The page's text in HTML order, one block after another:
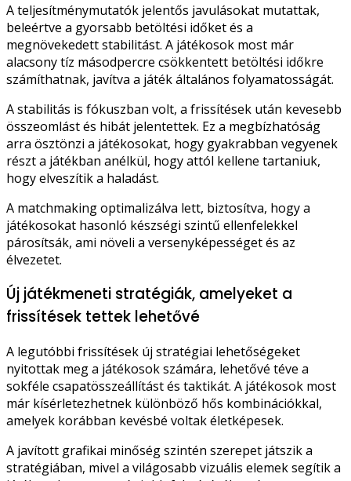
A teljesítménymutatók jelentős javulásokat mutattak,
beleértve a gyorsabb betöltési időket és a
megnövekedett stabilitást. A játékosok most már
alacsony tíz másodpercre csökkentett betöltési időkre
számíthatnak, javítva a játék általános folyamatosságát.
A stabilitás is fókuszban volt, a frissítések után kevesebb
összeomlást és hibát jelentettek. Ez a megbízhatóság
arra ösztönzi a játékosokat, hogy gyakrabban vegyenek
részt a játékban anélkül, hogy attól kellene tartaniuk,
hogy elveszítik a haladást.
A matchmaking optimalizálva lett, biztosítva, hogy a
játékosokat hasonló készségi szintű ellenfelekkel
párosítsák, ami növeli a versenyképességet és az
élvezetet.
Új játékmeneti stratégiák, amelyeket a
frissítések tettek lehetővé
A legutóbbi frissítések új stratégiai lehetőségeket
nyitottak meg a játékosok számára, lehetővé téve a
sokféle csapatösszeállítást és taktikát. A játékosok most
már kísérletezhetnek különböző hős kombinációkkal,
amelyek korábban kevésbé voltak életképesek.
A javított grafikai minőség szintén szerepet játszik a
stratégiában, mivel a világosabb vizuális elemek segítik a